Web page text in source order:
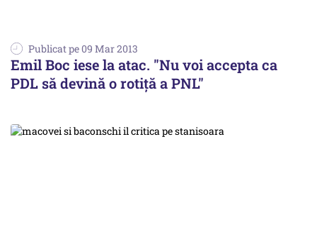
Publicat pe 09 Mar 2013
Emil Boc iese la atac. "Nu voi accepta ca
PDL să devină o rotiță a PNL"